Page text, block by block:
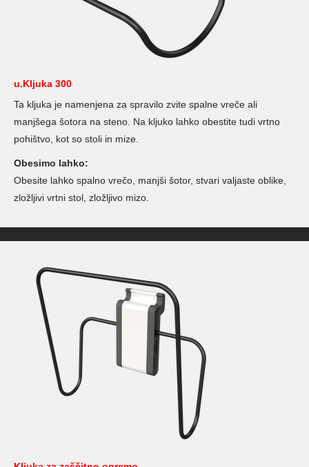
u.Kljuka 300
Ta kljuka je namenjena za spravilo zvite spalne vreče ali
manjšega šotora na steno. Na kljuko lahko obestite tudi vrtno
pohištvo, kot so stoli in mize.
Obesimo lahko:
Obesite lahko spalno vrečo, manjši šotor, stvari valjaste oblike,
zložljivi vrtni stol, zložljivo mizo.